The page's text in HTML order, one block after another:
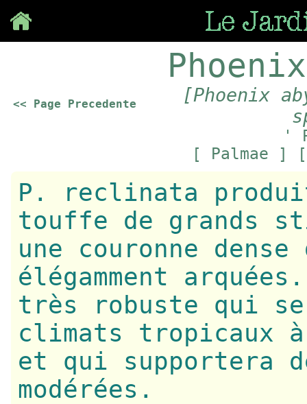
<< Page Precedente
[Phoenix
'
[ Palmae ]
P. reclinata
touffe de grands
une couronne
élégamment
très robuste qui
climats tropicaux à
et qui supportera
modérées.